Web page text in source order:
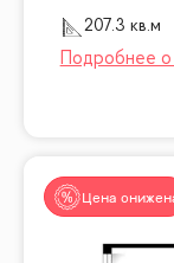
207.3 кв.м
Цена